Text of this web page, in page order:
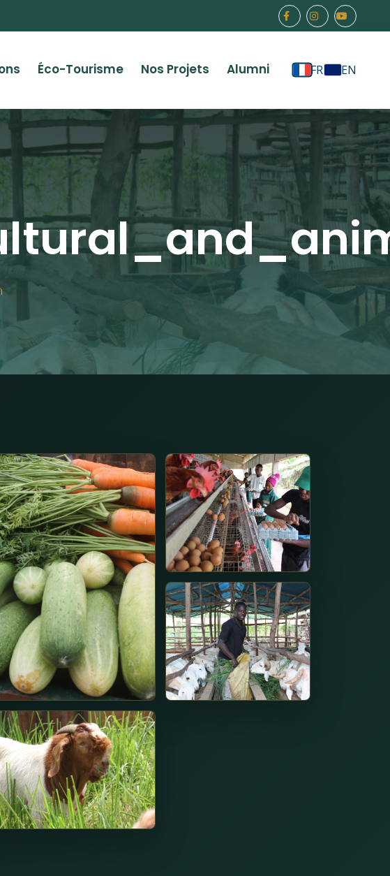
Éco-Tourisme Nos Projets Alumni FR EN